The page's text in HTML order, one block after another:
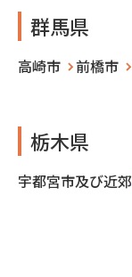
群馬県
高崎市 前橋市
栃木県
宇都宮市及び近郊